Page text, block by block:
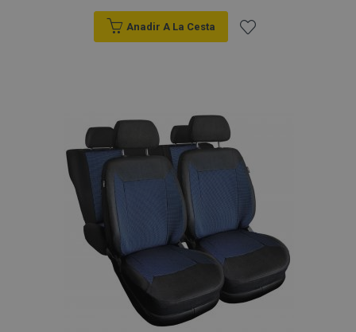
Anadir A La Cesta
de
Deseos